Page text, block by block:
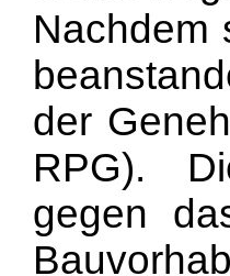
Nachdem
der
RPG).
gegen